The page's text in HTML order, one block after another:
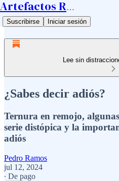
Artefactos Ramos
Suscribirse Iniciar sesión
Lee sin
¿Sabes decir adiós?
Ternura en remojo,
serie distópica y la
adiós
Pedro Ramos
jul 12, 2024
∙ De pago